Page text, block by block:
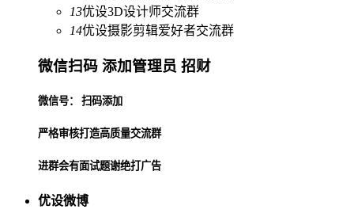
13优设3D设计师交流群
14优设摄影剪辑爱好者交流群
微信扫码 添加管理员 招财
微信号： 扫码添加
严格审核打造高质量交流群
进群会有面试题谢绝打广告
优设微博